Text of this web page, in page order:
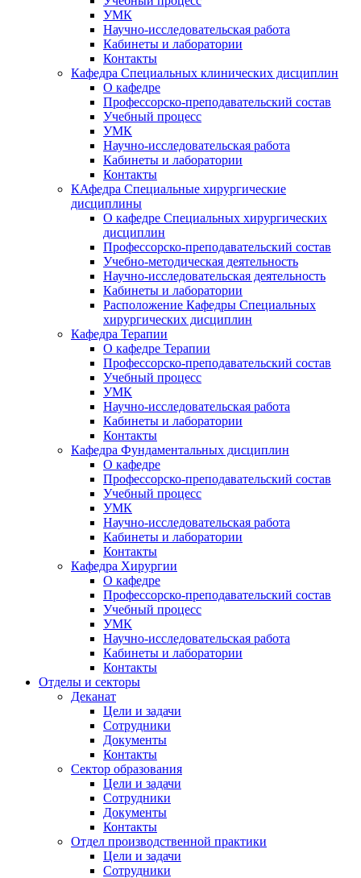
УМК
Научно-исследовательская работа
Кабинеты и лаборатории
Контакты
Кафедра Специальных клинических дисциплин
О кафедре
Профессорско-преподавательский состав
Учебный процесс
УМК
Научно-исследовательская работа
Кабинеты и лаборатории
Контакты
КАфедра Специальные хирургические
дисциплины
О кафедре Специальных хирургических
дисциплин
Профессорско-преподавательский состав
Учебно-методическая деятельность
Научно-исследовательская деятельность
Кабинеты и лаборатории
Расположение Кафедры Специальных
хирургических дисциплин
Кафедра Терапии
О кафедре Терапии
Профессорско-преподавательский состав
Учебный процесс
УМК
Научно-исследовательская работа
Кабинеты и лаборатории
Контакты
Кафедра Фундаментальных дисциплин
О кафедре
Профессорско-преподавательский состав
Учебный процесс
УМК
Научно-исследовательская работа
Кабинеты и лаборатории
Контакты
Кафедра Хирургии
О кафедре
Профессорско-преподавательский состав
Учебный процесс
УМК
Научно-исследовательская работа
Кабинеты и лаборатории
Контакты
Отделы и секторы
Деканат
Цели и задачи
Сотрудники
Документы
Контакты
Сектор образования
Цели и задачи
Сотрудники
Документы
Контакты
Отдел производственной практики
Цели и задачи
Сотрудники